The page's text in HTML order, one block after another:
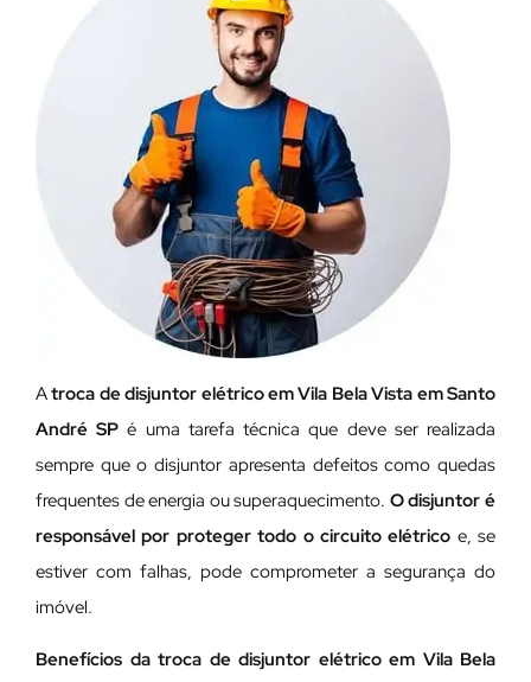
Atroca de disjuntor elétrico em Vila Bela Vista em Santo
André SP é uma tarefa técnica que deve ser realizada
sempre que o disjuntor apresenta defeitos como quedas
frequentes de energia ou superaquecimento. O disjuntor é
responsável por proteger todo o circuito elétrico e, se
estiver com falhas, pode comprometer a segurança do
imóvel.
Benefícios da troca de disjuntor elétrico em Vila Bela